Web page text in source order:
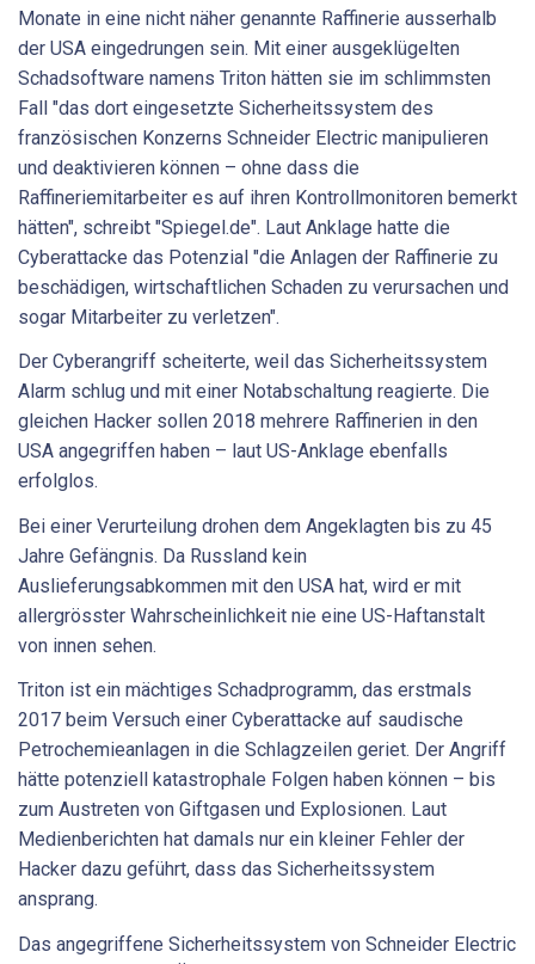
Monate in eine nicht näher genannte Raffinerie ausserhalb
der USA eingedrungen sein. Mit einer ausgeklügelten
Schadsoftware namens Triton hätten sie im schlimmsten
Fall "das dort eingesetzte Sicherheitssystem des
französischen Konzerns Schneider Electric manipulieren
und deaktivieren können – ohne dass die
Raffineriemitarbeiter es auf ihren Kontrollmonitoren bemerkt
hätten", schreibt "Spiegel.de". Laut Anklage hatte die
Cyberattacke das Potenzial "die Anlagen der Raffinerie zu
beschädigen, wirtschaftlichen Schaden zu verursachen und
sogar Mitarbeiter zu verletzen".
Der Cyberangriff scheiterte, weil das Sicherheitssystem
Alarm schlug und mit einer Notabschaltung reagierte. Die
gleichen Hacker sollen 2018 mehrere Raffinerien in den
USA angegriffen haben – laut US-Anklage ebenfalls
erfolglos.
Bei einer Verurteilung drohen dem Angeklagten bis zu 45
Jahre Gefängnis. Da Russland kein
Auslieferungsabkommen mit den USA hat, wird er mit
allergrösster Wahrscheinlichkeit nie eine US-Haftanstalt
von innen sehen.
Triton ist ein mächtiges Schadprogramm, das erstmals
2017 beim Versuch einer Cyberattacke auf saudische
Petrochemieanlagen in die Schlagzeilen geriet. Der Angriff
hätte potenziell katastrophale Folgen haben können – bis
zum Austreten von Giftgasen und Explosionen. Laut
Medienberichten hat damals nur ein kleiner Fehler der
Hacker dazu geführt, dass das Sicherheitssystem
ansprang.
Das angegriffene Sicherheitssystem von Schneider Electric